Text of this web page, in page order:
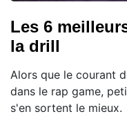
Les 6
la drill
Alors que le courant
dans le rap game,
s'en sortent le mieux.